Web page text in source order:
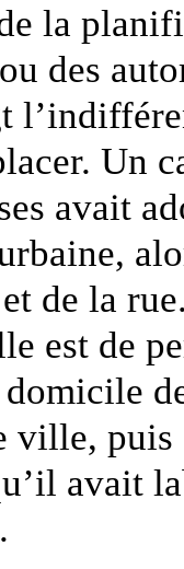
la
des
Un
avait
de la
est de
ville,
avait